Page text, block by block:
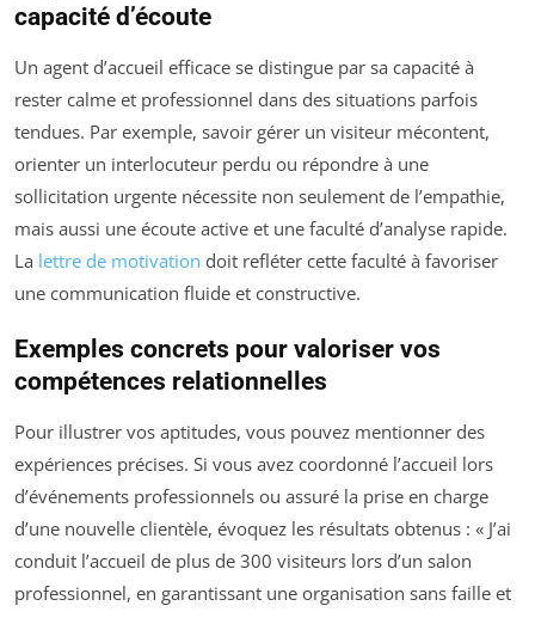
capacité d’écoute
Un agent d’accueil efficace se distingue par sa capacité à
rester calme et professionnel dans des situations parfois
tendues. Par exemple, savoir gérer un visiteur mécontent,
orienter un interlocuteur perdu ou répondre à une
sollicitation urgente nécessite non seulement de l’empathie,
mais aussi une écoute active et une faculté d’analyse rapide.
La lettre de motivation doit refléter cette faculté à favoriser
une communication fluide et constructive.
Exemples concrets pour valoriser vos
compétences relationnelles
Pour illustrer vos aptitudes, vous pouvez mentionner des
expériences précises. Si vous avez coordonné l’accueil lors
d’événements professionnels ou assuré la prise en charge
d’une nouvelle clientèle, évoquez les résultats obtenus : « J’ai
conduit l’accueil de plus de 300 visiteurs lors d’un salon
professionnel, en garantissant une organisation sans faille et